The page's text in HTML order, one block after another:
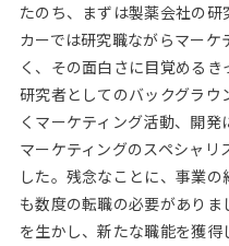
たのち、まずは製薬会社の
カーでは研究職ながらマー
く、その面白さに目覚める
研究者としてのバックグラ
くマーケティング活動、開発
マーケティングのスペシャリ
した。残念なことに、事業
も数度の転職の必要があり
を生かし、新たな職能を獲得